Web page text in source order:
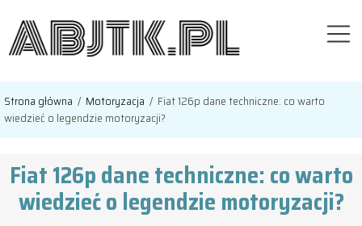
Strona główna / Motoryzacja / Fiat 126p dane techniczne: co warto
wiedzieć o legendzie motoryzacji?
Fiat 126p dane techniczne: co warto
wiedzieć o legendzie motoryzacji?